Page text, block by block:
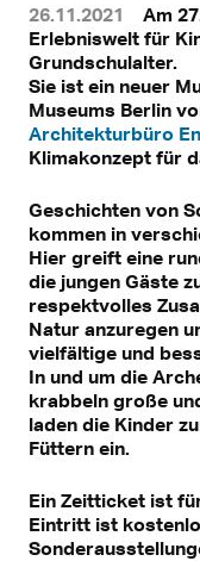
26.11.2021
Am
Erlebniswelt für
Grundschulalter.
Sie ist ein neuer
Museums Berlin
Architekturbüro
Klimakonzept für
Geschichten von
kommen in
Hier greift eine
die jungen Gäste
respektvolles
Natur anzuregen
vielfältige und
In und um die
krabbeln große
laden die Kinder
Füttern ein.
Ein Zeitticket ist
Eintritt ist